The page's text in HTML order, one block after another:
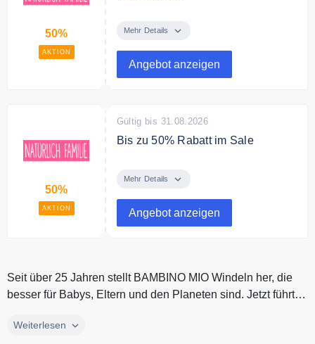
50%
AKTION
reduzierte Kleidung von Bumblito!
Mehr Details
Angebot anzeigen
50%
AKTION
Gültig bis 31.08.2026
Bis zu 50% Rabatt im Sale
bis zu 50% auf ausgewählte
Mehr Details
Angebot anzeigen
Seit über 25 Jahren stellt BAMBINO MIO Windeln her, die
besser für Babys, Eltern und den Planeten sind. Jetzt führt
Seit über 25 Jahren stellt BAMBINO MIO Windeln her, die
Weiterlesen